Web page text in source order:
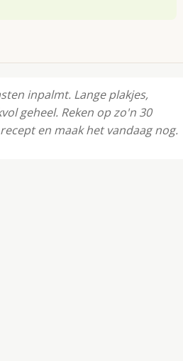
inpalmt. Lange plakjes,
geheel. Reken op zo'n 30
en maak het vandaag nog.